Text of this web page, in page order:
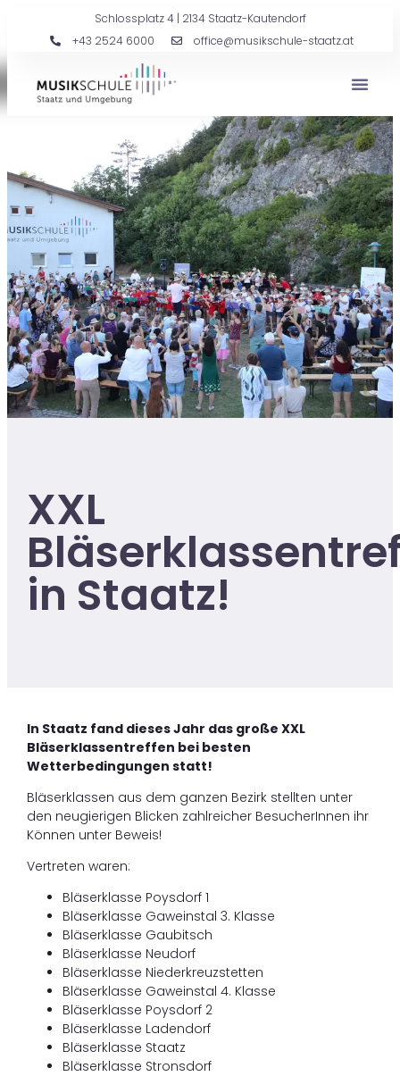
Schlossplatz 4 | 2134 Staatz-Kautendorf
+43 2524 6000
office@musikschule-staatz.at
XXL
in Staatz!
In Staatz fand dieses Jahr das große XXL
Bläserklassentreffen bei besten
Wetterbedingungen statt!
Bläserklassen aus dem ganzen Bezirk stellten unter
den neugierigen Blicken zahlreicher BesucherInnen ihr
Können unter Beweis!
Vertreten waren:
Bläserklasse Poysdorf 1
Bläserklasse Gaweinstal 3. Klasse
Bläserklasse Gaubitsch
Bläserklasse Neudorf
Bläserklasse Niederkreuzstetten
Bläserklasse Gaweinstal 4. Klasse
Bläserklasse Poysdorf 2
Bläserklasse Ladendorf
Bläserklasse Staatz
Bläserklasse Stronsdorf